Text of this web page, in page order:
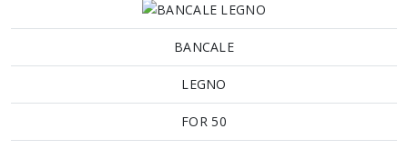
BANCALE
LEGNO
FOR 50